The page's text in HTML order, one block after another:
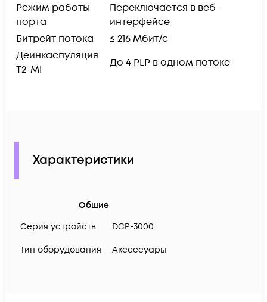
Режим работы
порта
Переключается в веб-
интерфейсе
Битрейт потока
≤ 216 Мбит/с
Деинкаспуляция
T2-MI
До 4 PLP в одном потоке
Характеристики
Общие
Серия устройств
DCP-3000
Тип оборудования Аксессуары